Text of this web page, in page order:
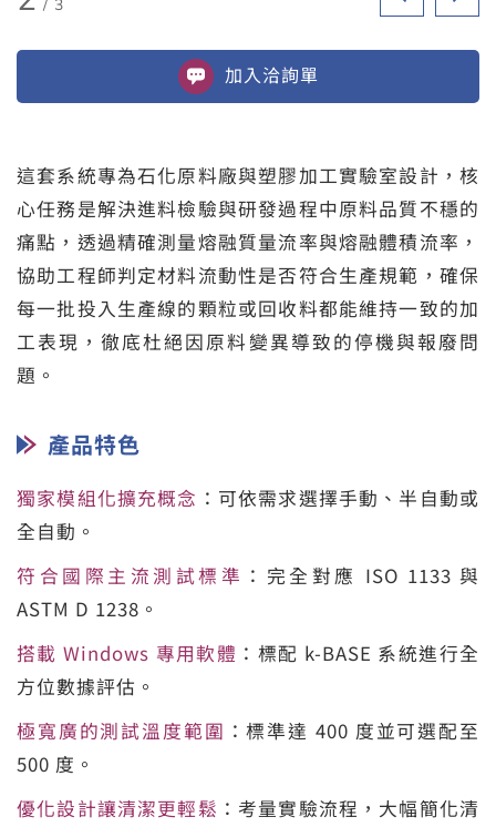
/ 3
加入洽詢單
這套系統專為石化原料廠與塑膠加工實驗室設計，核
心任務是解決進料檢驗與研發過程中原料品質不穩的
痛點，透過精確測量熔融質量流率與熔融體積流率，
協助工程師判定材料流動性是否符合生產規範，確保
每一批投入生產線的顆粒或回收料都能維持一致的加
工表現，徹底杜絕因原料變異導致的停機與報廢問
題。
產品特色
獨家模組化擴充概念 ：可依需求選擇手動、半自動或
全自動。
符合國際主流測試標準 ：完全對應 ISO 1133 與
ASTM D 1238。
搭載 Windows 專用軟體 ：標配 k-BASE 系統進行全
方位數據評估。
極寬廣的測試溫度範圍 ：標準達 400 度並可選配至
500 度。
優化設計讓清潔更輕鬆 ：考量實驗流程，大幅簡化清